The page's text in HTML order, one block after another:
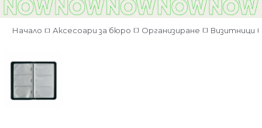
Начало Аксесоари за бюро Организиране Визитници